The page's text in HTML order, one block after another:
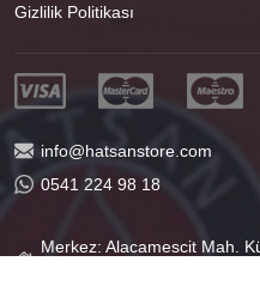
Gizlilik Politikası
info@hatsanstore.com
0541 224 98 18
Merkez: Alacamescit Mah.